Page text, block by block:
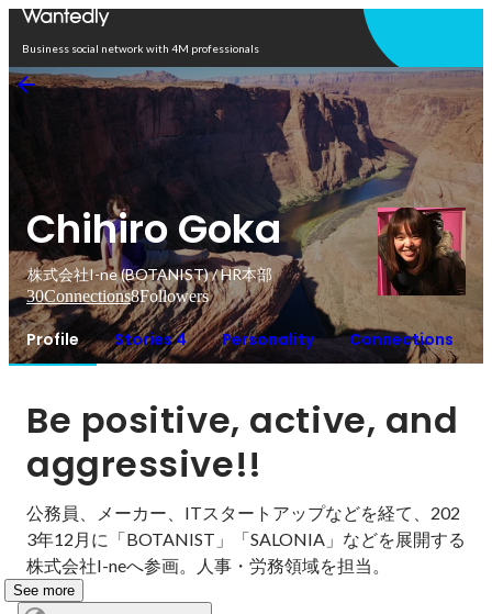
Business social network with 4M professionals
Chihiro Goka
株式会社I-ne (BOTANIST) / HR本部
30Connections8Followers
Profile Stories 4 Personality Connections
Be positive, active, and
aggressive!!
公務員、メーカー、ITスタートアップなどを経て、202
3年12月に「BOTANIST」「SALONIA」などを展開する
株式会社I-neへ参画。人事・労務領域を担当。
See more